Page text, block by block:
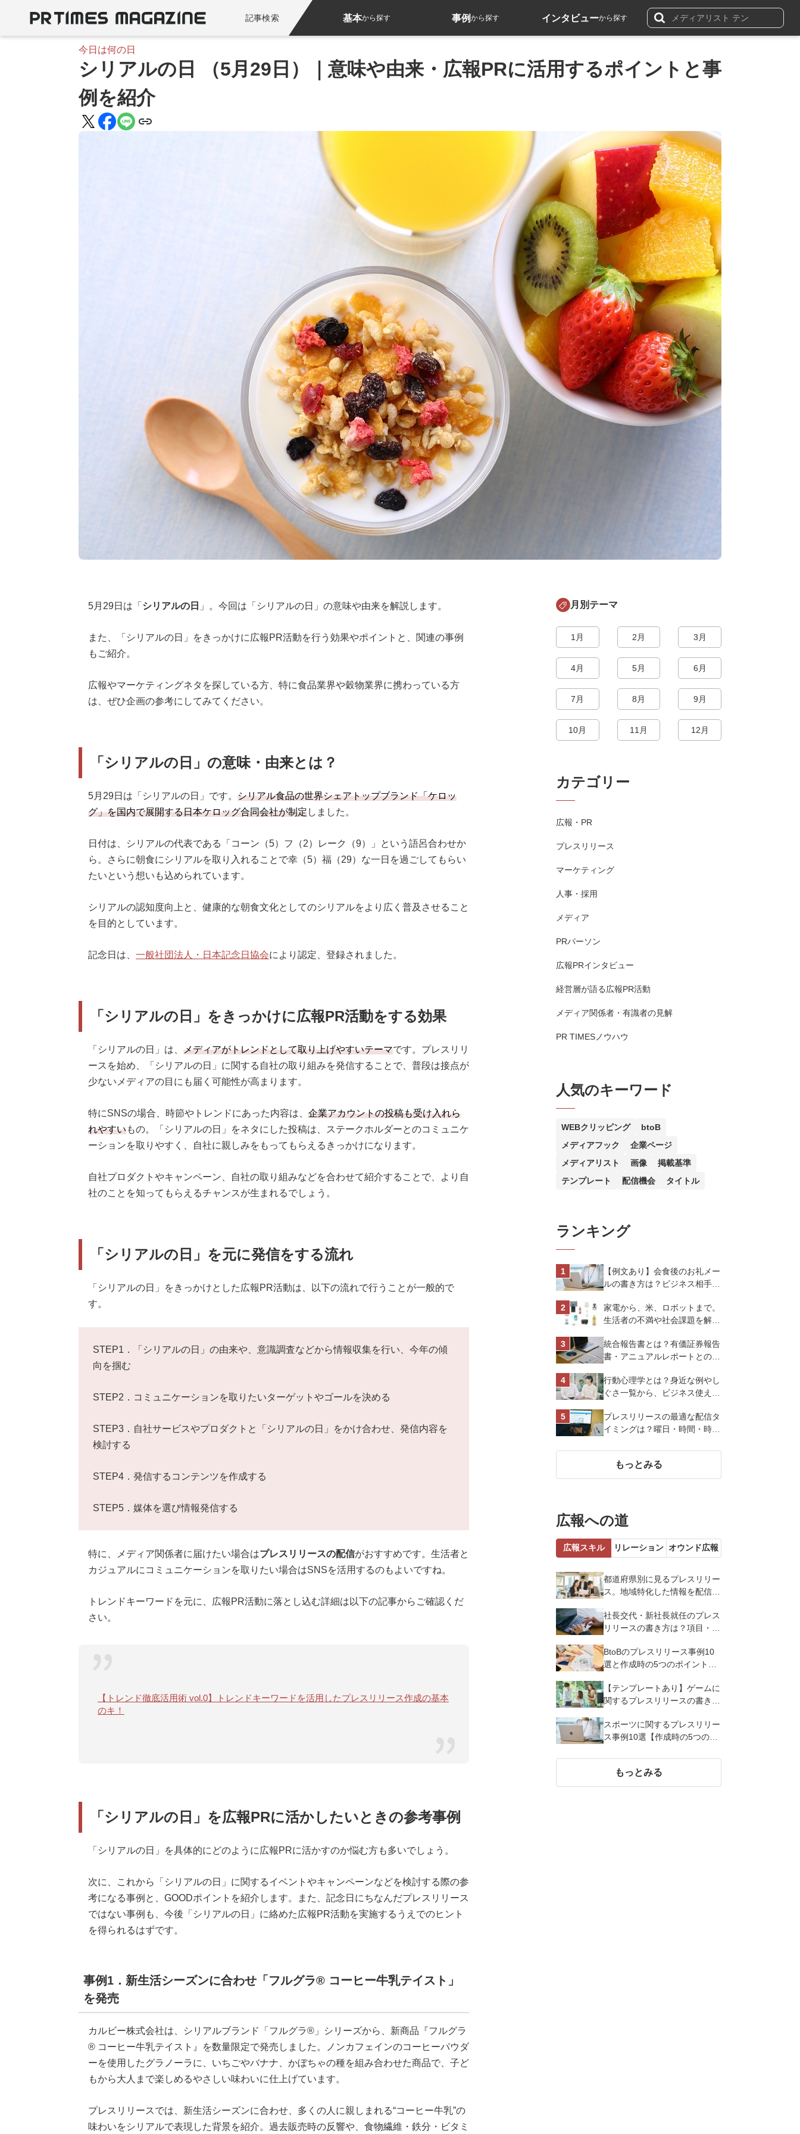
記事検索 基本から探す 事例から探す インタビューから探す
今日は何の日
シリアルの日 （5月29日）｜意味や由来・広報PRに活用するポイントと事
例を紹介
5月29日は「 シリアルの日 」。今回は「シリアルの日」の意味や由来を解説します。
また、「シリアルの日」をきっかけに広報PR活動を行う効果やポイントと、関連の事例
もご紹介。
広報やマーケティングネタを探している方、特に食品業界や穀物業界に携わっている方
は、ぜひ企画の参考にしてみてください。
「シリアルの日」の意味・由来とは？
5月29日は「シリアルの日」です。 シリアル食品の世界シェアトップブランド「ケロッ
グ」を国内で展開する日本ケロッグ合同会社が制定しました。
日付は、シリアルの代表である「コーン（5）フ（2）レーク（9）」という語呂合わせか
ら。さらに朝食にシリアルを取り入れることで幸（5）福（29）な一日を過ごしてもらい
たいという想いも込められています。
シリアルの認知度向上と、健康的な朝食文化としてのシリアルをより広く普及させること
を目的としています。
記念日は、 一般社団法人・日本記念日協会により認定、登録されました。
「シリアルの日」をきっかけに広報PR活動をする効果
「シリアルの日」は、 メディアがトレンドとして取り上げやすいテーマです。プレスリリ
ースを始め、「シリアルの日」に関する自社の取り組みを発信することで、普段は接点が
少ないメディアの目にも届く可能性が高まります。
特にSNSの場合、時節やトレンドにあった内容は、 企業アカウントの投稿も受け入れら
れやすいもの。「シリアルの日」をネタにした投稿は、ステークホルダーとのコミュニケ
ーションを取りやすく、自社に親しみをもってもらえるきっかけになります。
自社プロダクトやキャンペーン、自社の取り組みなどを合わせて紹介することで、より自
社のことを知ってもらえるチャンスが生まれるでしょう。
「シリアルの日」を元に発信をする流れ
「シリアルの日」をきっかけとした広報PR活動は、以下の流れで行うことが一般的で
す。
STEP1．「シリアルの日」の由来や、意識調査などから情報収集を行い、今年の傾
向を掴む
STEP2．コミュニケーションを取りたいターゲットやゴールを決める
STEP3．自社サービスやプロダクトと「シリアルの日」をかけ合わせ、発信内容を
検討する
STEP4．発信するコンテンツを作成する
STEP5．媒体を選び情報発信する
特に、メディア関係者に届けたい場合はプレスリリースの配信がおすすめです。生活者と
カジュアルにコミュニケーションを取りたい場合はSNSを活用するのもよいですね。
トレンドキーワードを元に、広報PR活動に落とし込む詳細は以下の記事からご確認くだ
さい。
【トレンド徹底活用術 vol.0】トレンドキーワードを活用したプレスリリース作成の基本
のキ！
「シリアルの日」を広報PRに活かしたいときの参考事例
「シリアルの日」を具体的にどのように広報PRに活かすのか悩む方も多いでしょう。
次に、これから「シリアルの日」に関するイベントやキャンペーンなどを検討する際の参
考になる事例と、GOODポイントを紹介します。また、記念日にちなんだプレスリリース
ではない事例も、今後「シリアルの日」に絡めた広報PR活動を実施するうえでのヒント
を得られるはずです。
事例1．新生活シーズンに合わせ「フルグラ® コーヒー牛乳テイスト」
を発売
カルビー株式会社は、シリアルブランド「フルグラ®」シリーズから、新商品『フルグラ
® コーヒー牛乳テイスト』を数量限定で発売しました。ノンカフェインのコーヒーパウダ
ーを使用したグラノーラに、いちごやバナナ、かぼちゃの種を組み合わせた商品で、子ど
もから大人まで楽しめるやさしい味わいに仕上げています。
プレスリリースでは、新生活シーズンに合わせ、多くの人に親しまれる“コーヒー牛乳”の
味わいをシリアルで表現した背景を紹介。過去販売時の反響や、食物繊維・鉄分・ビタミ
月別テーマ
1月 2月 3月
4月 5月 6月
7月 8月 9月
10月 11月 12月
カテゴリー
広報・PR
プレスリリース
マーケティング
人事・採用
メディア
PRパーソン
広報PRインタビュー
経営層が語る広報PR活動
メディア関係者・有識者の見解
PR TIMESノウハウ
人気のキーワード
WEBクリッピング
btoB
メディアフック
企業ページ
メディアリスト
画像
掲載基準
テンプレート
配信機会 タイトル
ランキング
【例文あり】会食後のお礼メー
ルの書き方は？ビジネス相手に
トを解説
家電から、米、ロボットまで。
生活者の不満や社会課題を解決
スオーヤマ株式会社
統合報告書とは？有価証券報告
書・アニュアルレポートとの違
行動心理学とは？身近な例やし
ぐさ一覧から、ビジネス使える
プレスリリースの最適な配信タ
イミングは？曜日・時間・時期
化させよう
もっとみる
広報への道
広報スキル リレーション オウンド広報
都道府県別に見るプレスリリー
ス。地域特化した情報を配信す
社長交代・新社長就任のプレス
リリースの書き方は？項目・ポ
BtoBのプレスリリース事例10
選と作成時の5つのポイントを
【テンプレートあり】ゲームに
関するプレスリリースの書き方
スポーツに関するプレスリリー
ス事例10選【作成時の5つのポ
もっとみる